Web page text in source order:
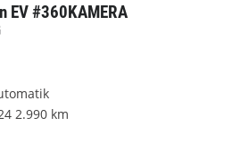
EV #360KAMERA
2.990 km